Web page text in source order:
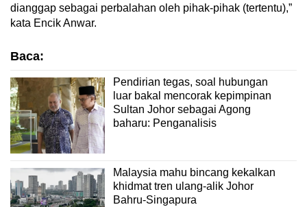
dianggap sebagai perbalahan oleh pihak-pihak (tertentu),”
kata Encik Anwar.
Baca:
Pendirian tegas, soal hubungan
luar bakal mencorak kepimpinan
Sultan Johor sebagai Agong
baharu: Penganalisis
Malaysia mahu bincang kekalkan
khidmat tren ulang-alik Johor
Bahru-Singapura